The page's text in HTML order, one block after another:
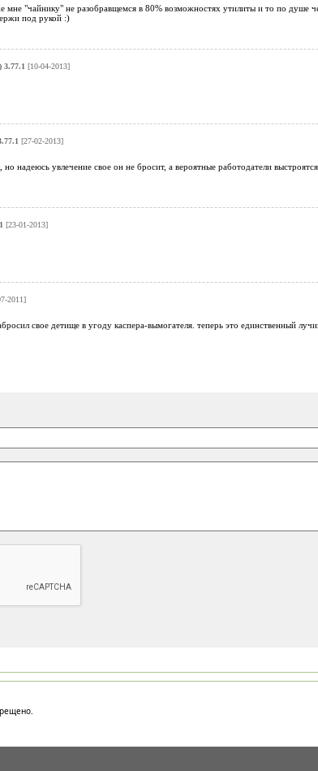
"чайнику" не разобравщемся в 80% возможностях утилиты и то по душе
под рукой :)
3.77.1 [10-04-2013]
[27-02-2013]
надеюсь увлечение свое он не бросит, а вероятные работодатели
[23-01-2013]
2011]
свое детище в угоду каспера-вымогателя. теперь это единственный